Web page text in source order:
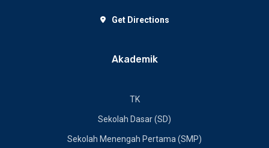
Get Directions
Akademik
TK
Sekolah Dasar (SD)
Sekolah Menengah Pertama (SMP)